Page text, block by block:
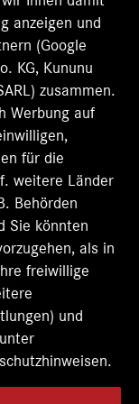
n
R
e
g
i
s
e
r
a
r
t
g
e
ö
f
n
.
anzeigen und
(Google
KG, Kununu
zusammen.
Werbung auf
für die
weitere Länder
Behörden
Sie könnten
als in
freiwillige
und